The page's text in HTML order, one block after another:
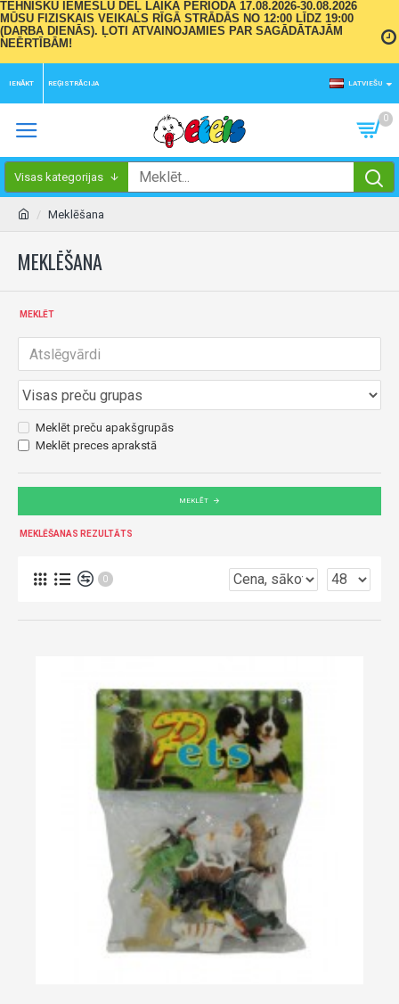
TEHNISKU IEMESLU DĒĻ LAIKA PERIODĀ 17.08.2026-30.08.2026
MŪSU FIZISKAIS VEIKALS RĪGĀ STRĀDĀS NO 12:00 LĪDZ 19:00
(DARBA DIENĀS). ĻOTI ATVAINOJAMIES PAR SAGĀDĀTAJĀM
NEĒRTĪBĀM!
IENĀKT REĢISTRĀCIJA LATVIEŠU
0
Visas kategorijas
Meklēšana
MEKLĒŠANA
MEKLĒT
Meklēt preču apakšgrupās
Meklēt preces aprakstā
MEKLĒT
MEKLĒŠANAS REZULTĀTS
0